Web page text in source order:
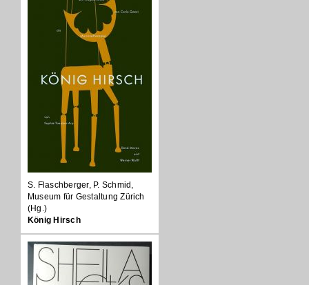
S. Flaschberger, P. Schmid,
Museum für Gestaltung Zürich
(Hg.)
König Hirsch